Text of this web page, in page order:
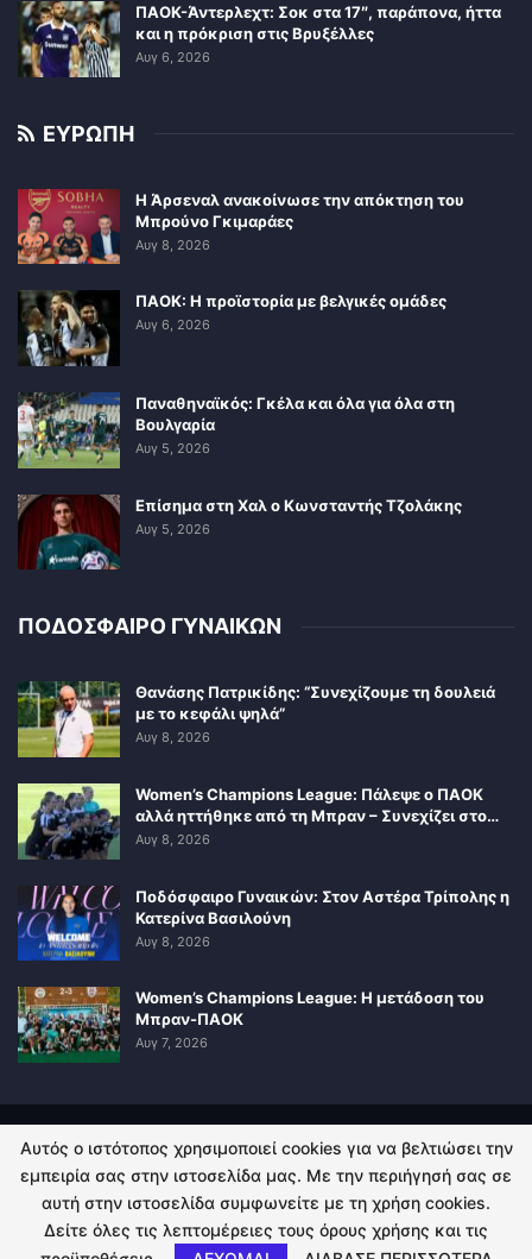
ΠΑΟΚ-Άντερλεχτ: Σοκ στα 17″, παράπονα, ήττα
και η πρόκριση στις Βρυξέλλες
Αυγ 6, 2026
ΕΥΡΩΠΗ
Η Άρσεναλ ανακοίνωσε την απόκτηση του
Μπρούνο Γκιμαράες
Αυγ 8, 2026
ΠΑΟΚ: Η προϊστορία με βελγικές ομάδες
Αυγ 6, 2026
Παναθηναϊκός: Γκέλα και όλα για όλα στη
Βουλγαρία
Αυγ 5, 2026
Επίσημα στη Χαλ ο Κωνσταντής Τζολάκης
Αυγ 5, 2026
ΠΟΔΟΣΦΑΙΡΟ ΓΥΝΑΙΚΩΝ
Θανάσης Πατρικίδης: “Συνεχίζουμε τη δουλειά
με το κεφάλι ψηλά”
Αυγ 8, 2026
Women’s Champions League: Πάλεψε ο ΠΑΟΚ
αλλά ηττήθηκε από τη Μπραν – Συνεχίζει στο…
Αυγ 8, 2026
Ποδόσφαιρο Γυναικών: Στον Αστέρα Τρίπολης η
Κατερίνα Βασιλούνη
Αυγ 8, 2026
Women’s Champions League: Η μετάδοση του
Μπραν-ΠΑΟΚ
Αυγ 7, 2026
ΠΟΛΙΤΙΚΗ ΑΠΟΡΡΗΤΟΥ ΕΠΙΚΟΙΝΩΝΙΑ
© 2026 - Kingsport.gr. All Rights Reserved.
Αυτός ο ιστότοπος χρησιμοποιεί cookies για να βελτιώσει την
εμπειρία σας στην ιστοσελίδα μας. Με την περιήγησή σας σε
αυτή στην ιστοσελίδα συμφωνείτε με τη χρήση cookies.
Δείτε όλες τις λεπτομέρειες τους όρους χρήσης και τις